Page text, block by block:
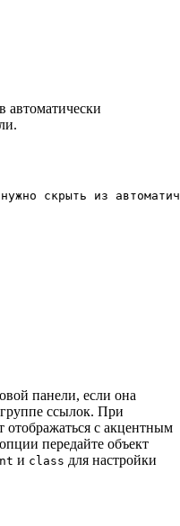
автоматически
скрыть из
панели, если она
ссылок. При
отображаться с акцентным
передайте объект
и class для настройки